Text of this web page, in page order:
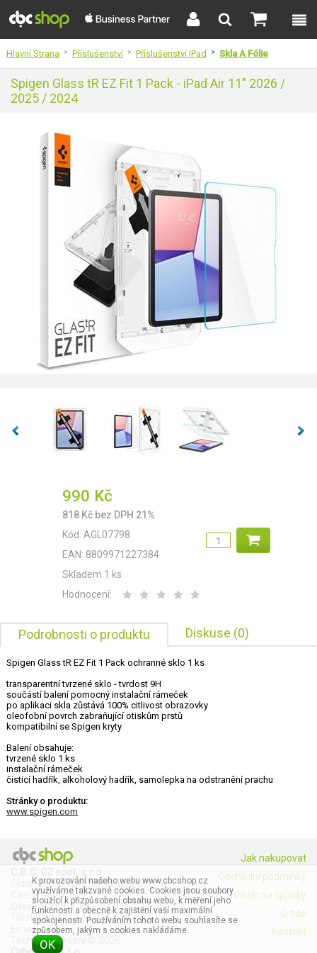
Hlavní Strana > Příslušenství > Příslušenství IPad > Skla A Fólie
Spigen Glass tR EZ Fit 1 Pack - iPad Air 11" 2026 /
2025 / 2024
990 Kč
818 Kč bez DPH 21%
Kód: AGL07798
EAN: 8809971227384
Skladem 1 ks
Hodnocení:
Podrobnosti o produktu Diskuse (0)
Spigen Glass tR EZ Fit 1 Pack ochranné sklo 1 ks
transparentní tvrzené sklo - tvrdost 9H
součástí balení pomocný instalační rámeček
po aplikaci skla zůstává 100% citlivost obrazovky
oleofobní povrch zabraňující otiskům prstů
kompatibilní se Spigen kryty
Balení obsahuje:
tvrzené sklo 1 ks
instalační rámeček
čisticí hadřík, alkoholový hadřík, samolepka na odstranění prachu
Stránky o produktu:
www.spigen.com
Jak nakupovat
Obchodní podmínky
Nákup na splátky
O nás
Kontakt
Sídlo: Gorkého 16, Brno, 602 00,
Czech Republic
Otevírací doba: Po - Pa 9:00 - 17:30
Tel./Fax: +420 541 218 424
Email:info
Technické řešení © 2026
K provozování našeho webu www.cbcshop.cz
využíváme takzvané cookies. Cookies jsou soubory
sloužící k přizpůsobení obsahu webu, k měření jeho
funkčnosti a obecně k zajištění vaší maximální
spokojenosti. Používáním tohoto webu souhlasíte se
způsobem, jakým s cookies nakládáme.
OK